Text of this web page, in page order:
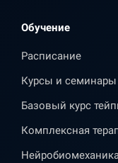
Обучение
Расписание
Курсы и семинары
Базовый курс
Комплексная